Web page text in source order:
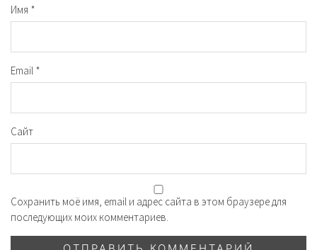
Имя *
Email *
Сайт
Сохранить моё имя, email и адрес сайта в этом браузере для
последующих моих комментариев.